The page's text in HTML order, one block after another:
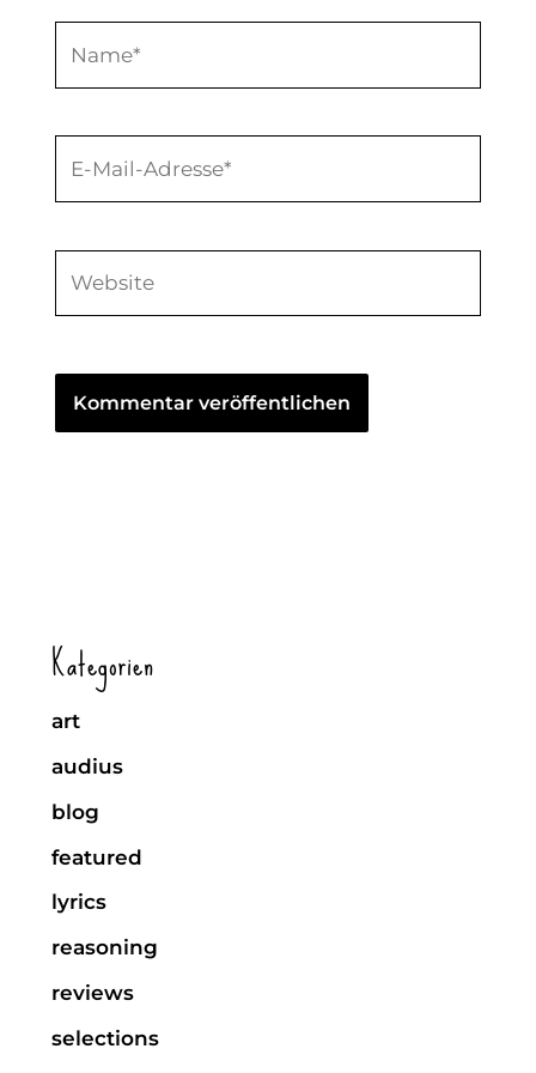
Kategorien
art
audius
blog
featured
lyrics
reasoning
reviews
selections